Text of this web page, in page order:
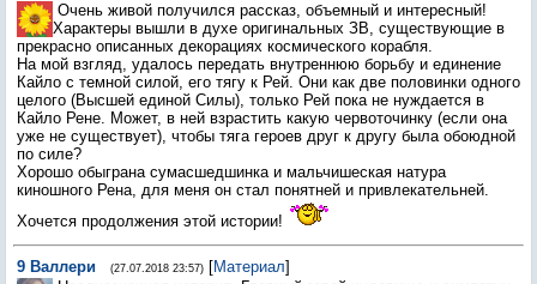
Очень живой получился рассказ, объемный и интересный!
Характеры вышли в духе оригинальных ЗВ, существующие в
прекрасно описанных декорациях космического корабля.
На мой взгляд, удалось передать внутреннюю борьбу и единение
Кайло с темной силой, его тягу к Рей. Они как две половинки одного
целого (Высшей единой Силы), только Рей пока не нуждается в
Кайло Рене. Может, в ней взрастить какую червоточинку (если она
уже не существует), чтобы тяга героев друг к другу была обоюдной
по силе?
Хорошо обыграна сумасшедшинка и мальчишеская натура
киношного Рена, для меня он стал понятней и привлекательней.
Хочется продолжения этой истории!
9 Валлери (27.07.2018 23:57) [Материал]